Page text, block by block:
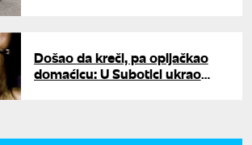
Došao da kreči, pa opljačkao
domaćicu: U Subotici ukrao